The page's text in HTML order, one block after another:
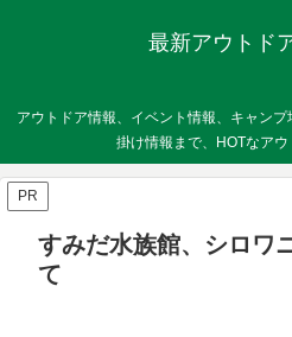
最新アウトド
アウトドア情報、イベント情報、キャン
掛け情報まで、HOTなア
PR
すみだ水族館、シロワ
て